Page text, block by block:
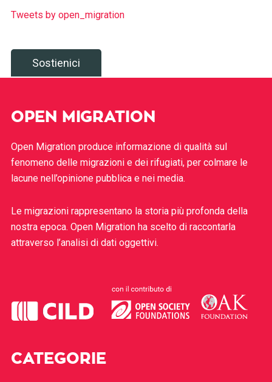
Tweets by open_migration
Sostienici
OPEN MIGRATION
Open Migration produce informazione di qualità sul
fenomeno delle migrazioni e dei rifugiati, per colmare le
lacune nell’opinione pubblica e nei media.
Le migrazioni rappresentano la storia più profonda della
nostra epoca. Open Migration ha scelto di raccontarla
attraverso l’analisi di dati oggettivi.
CATEGORIE